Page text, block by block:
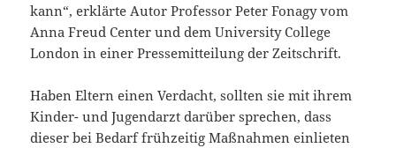
kann“, erklärte Autor Professor Peter Fonagy vom
Anna Freud Center und dem University College
London in einer Pressemitteilung der Zeitschrift.
Haben Eltern einen Verdacht, sollten sie mit ihrem
Kinder- und Jugendarzt darüber sprechen, dass
dieser bei Bedarf frühzeitig Maßnahmen einlieten